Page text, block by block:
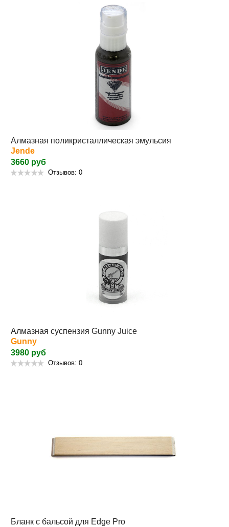
Алмазная поликристаллическая эмульсия
Jende
3660 руб
Отзывов: 0
Алмазная суспензия Gunny Juice
Gunny
3980 руб
Отзывов: 0
Бланк с бальсой для Edge Pro